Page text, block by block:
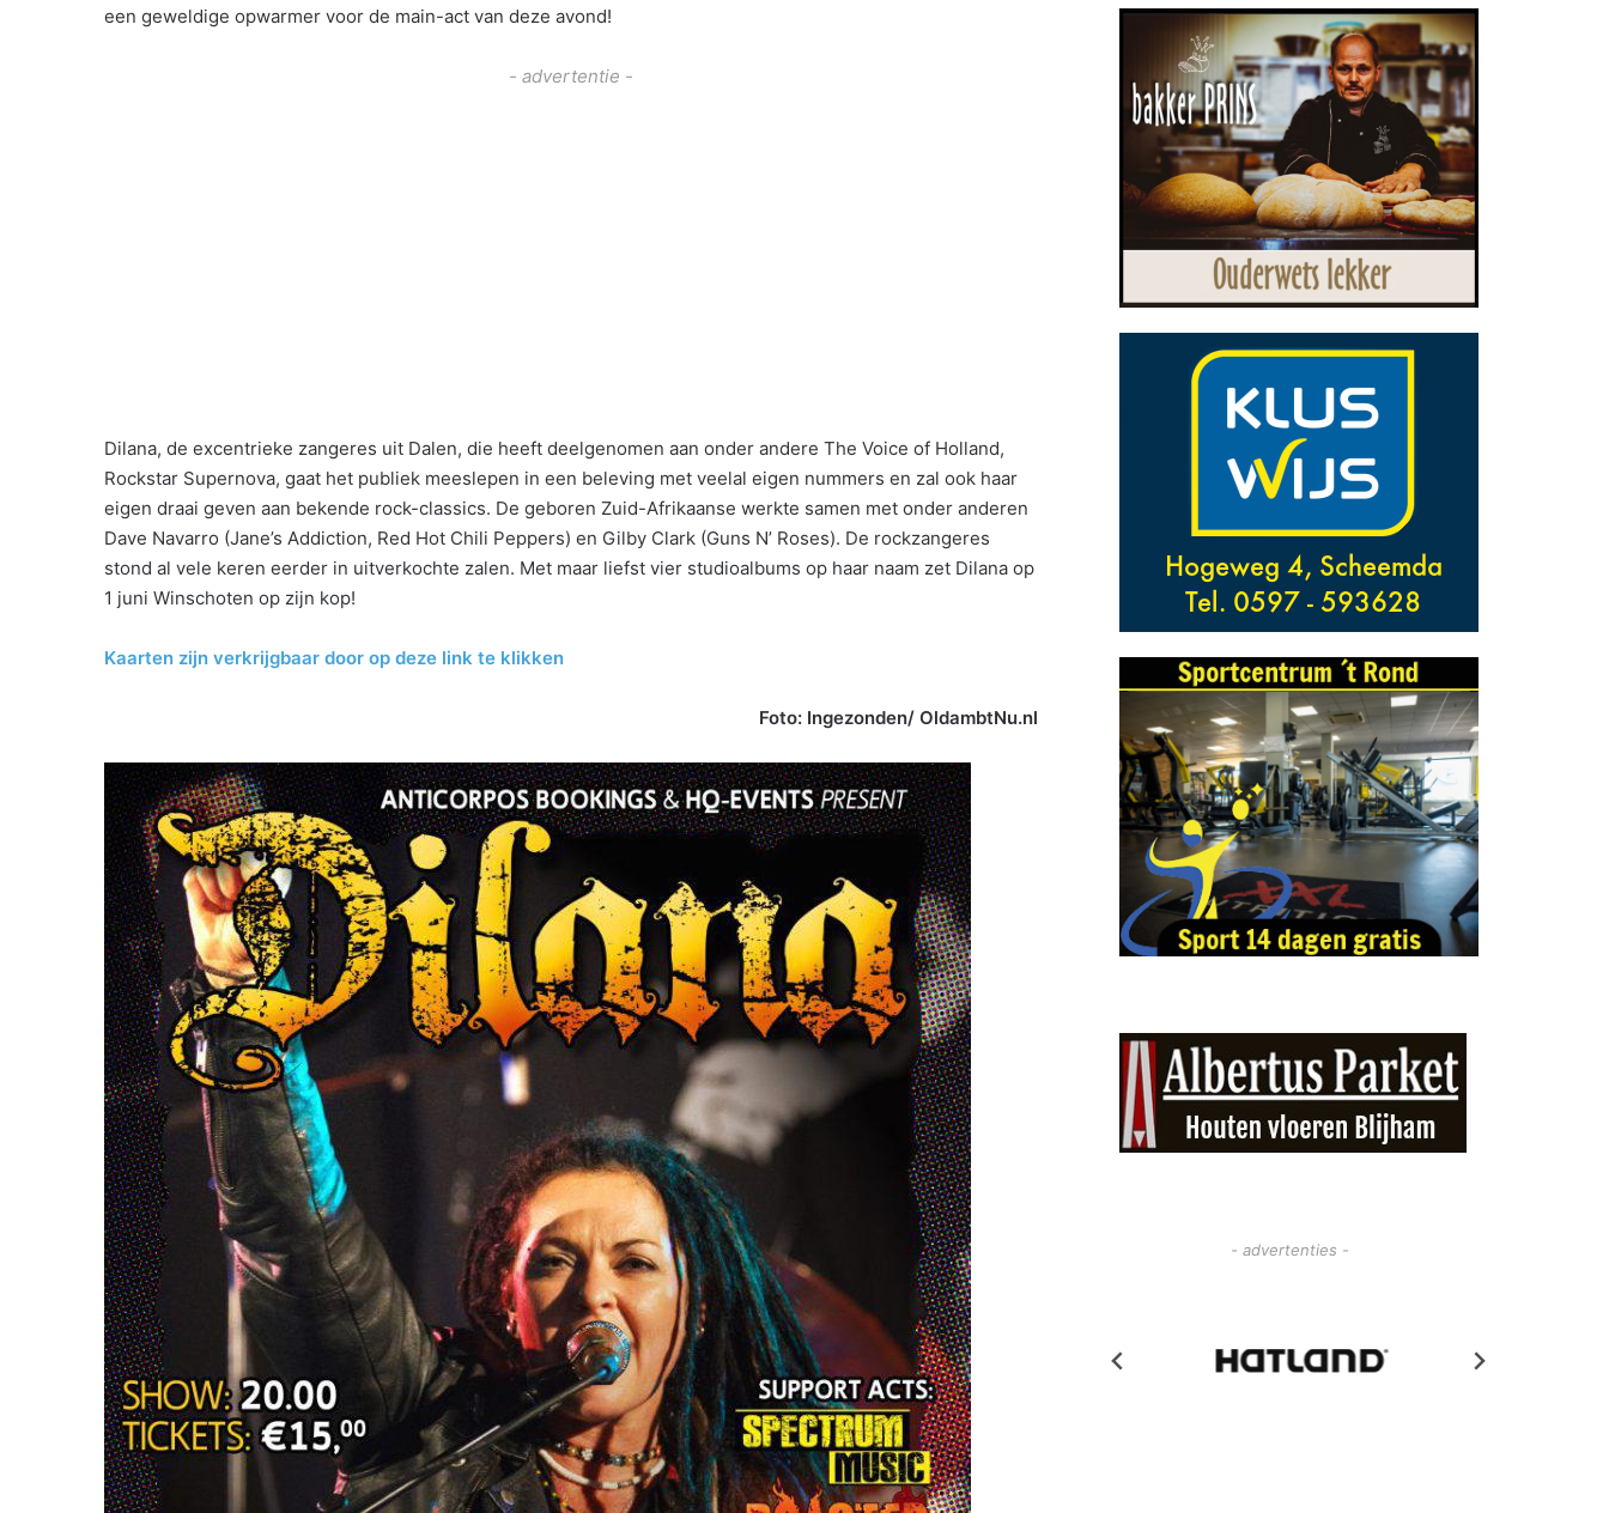
een geweldige opwarmer voor de main-act van deze avond!
- advertentie -
Dilana, de excentrieke zangeres uit Dalen, die heeft deelgenomen aan onder andere The Voice of Holland,
Rockstar Supernova, gaat het publiek meeslepen in een beleving met veelal eigen nummers en zal ook haar
eigen draai geven aan bekende rock-classics. De geboren Zuid-Afrikaanse werkte samen met onder anderen
Dave Navarro (Jane’s Addiction, Red Hot Chili Peppers) en Gilby Clark (Guns N’ Roses). De rockzangeres
stond al vele keren eerder in uitverkochte zalen. Met maar liefst vier studioalbums op haar naam zet Dilana op
1 juni Winschoten op zijn kop!
Kaarten zijn verkrijgbaar door op deze link te klikken
Foto: Ingezonden/ OldambtNu.nl
- advertenties -